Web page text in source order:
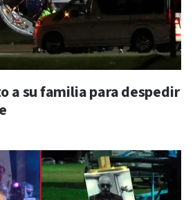
a su familia para despedir